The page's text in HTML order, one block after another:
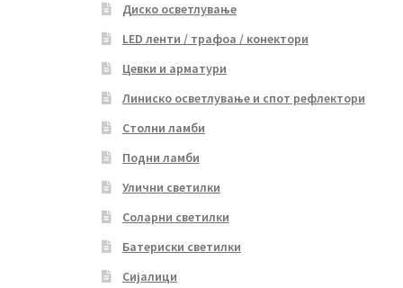
Диско осветлување
LED ленти / трафоа / конектори
Цевки и арматури
Линиско осветлување и спот рефлектори
Столни ламби
Подни ламби
Улични светилки
Соларни светилки
Батериски светилки
Сијалици